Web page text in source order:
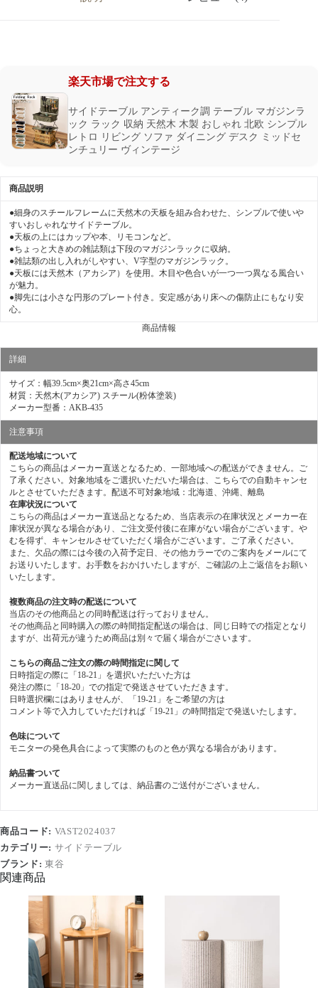
楽天市場で注文する
サイドテーブル アンティーク調 テーブル マガジンラ
ック ラック 収納 天然木 木製 おしゃれ 北欧 シンプル
レトロ リビング ソファ ダイニング デスク ミッドセ
ンチュリー ヴィンテージ
商品説明
●細身のスチールフレームに天然木の天板を組み合わせた、シンプルで使いや
すいおしゃれなサイドテーブル。
●天板の上にはカップや本、リモコンなど。
●ちょっと大きめの雑誌類は下段のマガジンラックに収納。
●雑誌類の出し入れがしやすい、V字型のマガジンラック。
●天板には天然木（アカシア）を使用。木目や色合いが一つ一つ異なる風合い
が魅力。
●脚先には小さな円形のプレート付き。安定感があり床への傷防止にもなり安
心。
商品情報
詳細
サイズ：幅39.5cm×奥21cm×高さ45cm
材質：天然木(アカシア) スチール(粉体塗装)
メーカー型番：AKB-435
注意事項
配送地域について
こちらの商品はメーカー直送となるため、一部地域への配送ができません。ご
了承ください。対象地域をご選択いただいた場合は、こちらでの自動キャンセ
ルとさせていただきます。配送不可対象地域：北海道、沖縄、離島
在庫状況について
こちらの商品はメーカー直送品となるため、当店表示の在庫状況とメーカー在
庫状況が異なる場合があり、ご注文受付後に在庫がない場合がございます。や
むを得ず、キャンセルさせていただく場合がございます。ご了承ください。
また、欠品の際には今後の入荷予定日、その他カラーでのご案内をメールにて
お送りいたします。お手数をおかけいたしますが、ご確認の上ご返信をお願い
いたします。
複数商品の注文時の配送について
当店のその他商品との同時配送は行っておりません。
その他商品と同時購入の際の時間指定配送の場合は、同じ日時での指定となり
ますが、出荷元が違うため商品は別々で届く場合がごさいます。
こちらの商品ご注文の際の時間指定に関して
日時指定の際に「18-21」を選択いただいた方は
発注の際に「18-20」での指定で発送させていただきます。
日時選択欄にはありませんが、「19-21」をご希望の方は
コメント等で入力していただければ「19-21」の時間指定で発送いたします。
色味について
モニターの発色具合によって実際のものと色が異なる場合があります。
納品書ついて
メーカー直送品に関しましては、納品書のご送付がございません。
商品コード: VAST2024037
カテゴリー: サイドテーブル
ブランド: 東谷
関連商品